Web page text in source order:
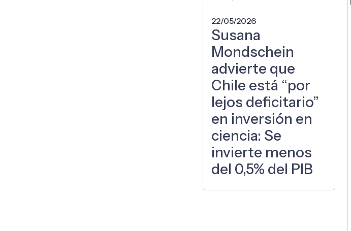
22/05/2026
Susana
Mondschein
advierte que
Chile está “por
lejos deficitario”
en inversión en
ciencia: Se
invierte menos
del 0,5% del PIB